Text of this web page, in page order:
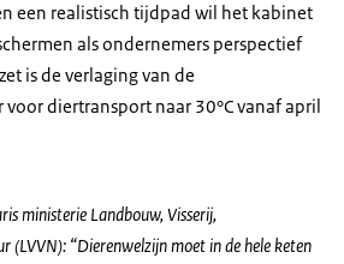
een realistisch tijdpad wil het kabinet
als ondernemers perspectief
is de verlaging van de
diertransport naar 30°C vanaf april
ministerie Landbouw, Visserij,
(LVVN): “Dierenwelzijn moet in de hele keten